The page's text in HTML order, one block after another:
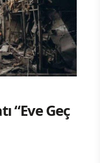
“Eve Geç